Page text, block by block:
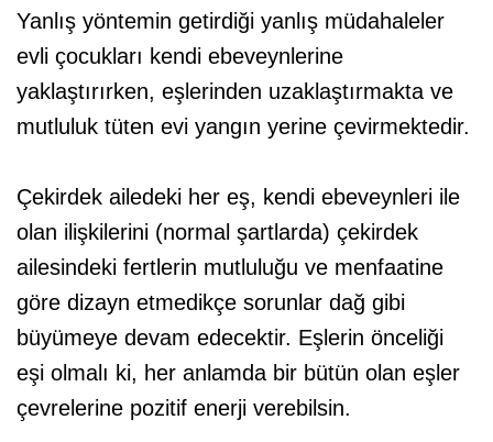
Yanlış yöntemin getirdiği yanlış müdahaleler
evli çocukları kendi ebeveynlerine
yaklaştırırken, eşlerinden uzaklaştırmakta ve
mutluluk tüten evi yangın yerine çevirmektedir.
Çekirdek ailedeki her eş, kendi ebeveynleri ile
olan ilişkilerini (normal şartlarda) çekirdek
ailesindeki fertlerin mutluluğu ve menfaatine
göre dizayn etmedikçe sorunlar dağ gibi
büyümeye devam edecektir. Eşlerin önceliği
eşi olmalı ki, her anlamda bir bütün olan eşler
çevrelerine pozitif enerji verebilsin.